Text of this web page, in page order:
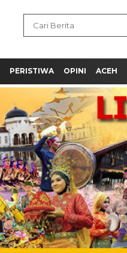
PERISTIWA OPINI ACEH